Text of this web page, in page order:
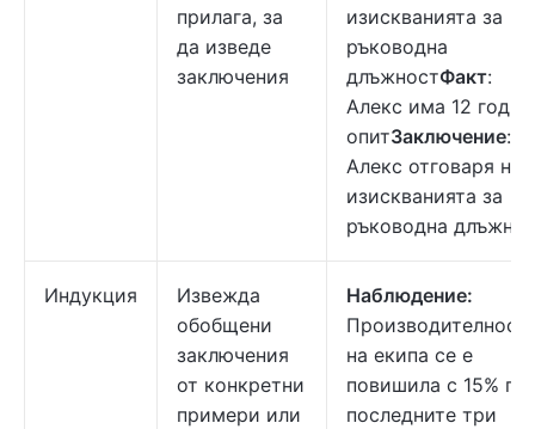
прилага, за
да изведе
заключения
изискванията за
ръководна
длъжностФакт:
Алекс има 12
опитЗаключение:
Алекс отговаря на
изискванията за
ръководна
Индукция
Извежда
обобщени
заключения
от конкретни
примери или
Наблюдение:
на екипа се е
повишила с 15%
последните три